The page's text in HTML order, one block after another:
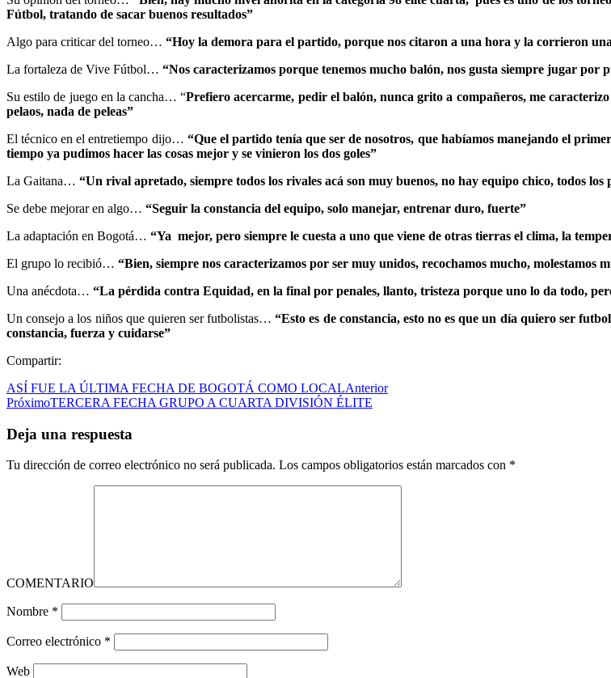
Fútbol, tratando de sacar buenos resultados”
Algo para criticar del torneo… “Hoy la demora para el partido, porque nos citaron a una hora y la corrieron
La fortaleza de Vive Fútbol… “Nos caracterizamos porque tenemos mucho balón, nos gusta siempre jugar por
Su estilo de juego en la cancha… “Prefiero acercarme, pedir el balón, nunca grito a compañeros, me
pelaos, nada de peleas”
El técnico en el entretiempo dijo… “Que el partido tenía que ser de nosotros, que habíamos manejando el
tiempo ya pudimos hacer las cosas mejor y se vinieron los dos goles”
La Gaitana… “Un rival apretado, siempre todos los rivales acá son muy buenos, no hay equipo chico, todos
Se debe mejorar en algo… “Seguir la constancia del equipo, solo manejar, entrenar duro, fuerte”
La adaptación en Bogotá… “Ya mejor, pero siempre le cuesta a uno que viene de otras tierras el clima, la
El grupo lo recibió… “Bien, siempre nos caracterizamos por ser muy unidos, recochamos mucho, molestamos
Una anécdota… “La pérdida contra Equidad, en la final por penales, llanto, tristeza porque uno lo da todo,
Un consejo a los niños que quieren ser futbolistas…“Esto es de constancia, esto no es que un día quiero ser
constancia, fuerza y cuidarse”
Compartir:
ASÍ FUE LA ÚLTIMA FECHA DE BOGOTÁ COMO LOCALAnterior
PróximoTERCERA FECHA GRUPO A CUARTA DIVISIÓN ÉLITE
Deja una respuesta
Tu dirección de correo electrónico no será publicada. Los campos obligatorios están marcados con *
COMENTARIO
Nombre *
Correo electrónico *
Web